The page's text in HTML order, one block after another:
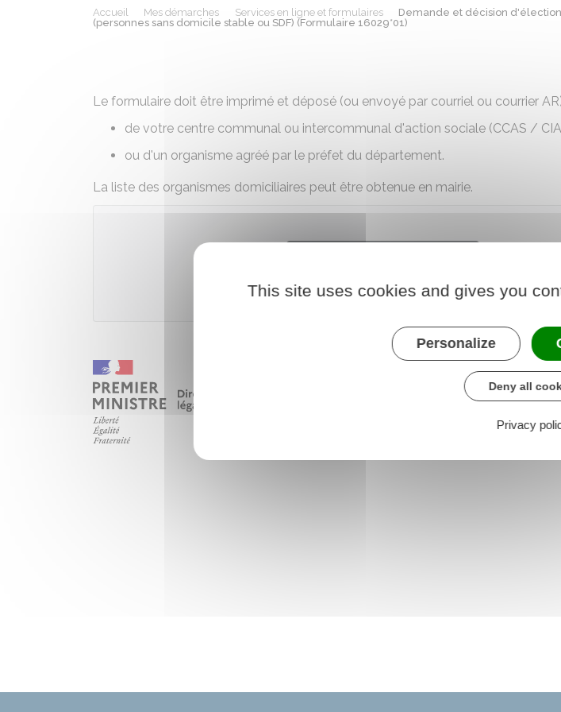
Accueil Mes démarches Services en ligne et formulaires
Demande et décision
(personnes sans domicile stable ou SDF) (Formulaire 16029*01)
Le formulaire doit être imprimé et déposé (ou envoyé par courriel ou courrier AR
de votre centre communal ou intercommunal d'action sociale (CCAS /
ou d'un organisme agréé par le préfet du département.
La liste des organismes domiciliaires peut être obtenue en mairie.
Ministère chargé des affaires sociales
This site uses cookies and gives you
Personalize
Deny all
Privacy